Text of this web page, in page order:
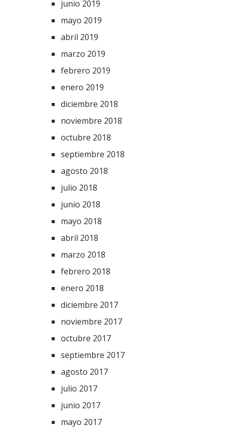
junio 2019
mayo 2019
abril 2019
marzo 2019
febrero 2019
enero 2019
diciembre 2018
noviembre 2018
octubre 2018
septiembre 2018
agosto 2018
julio 2018
junio 2018
mayo 2018
abril 2018
marzo 2018
febrero 2018
enero 2018
diciembre 2017
noviembre 2017
octubre 2017
septiembre 2017
agosto 2017
julio 2017
junio 2017
mayo 2017